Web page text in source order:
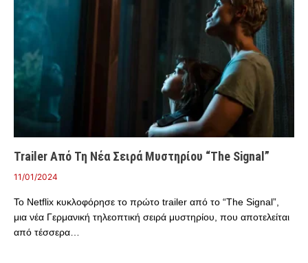
Trailer Από Τη Νέα Σειρά Μυστηρίου “The Signal”
11/01/2024
Το Netflix κυκλοφόρησε το πρώτο trailer από το “The Signal”,
μια νέα Γερμανική τηλεοπτική σειρά μυστηρίου, που αποτελείται
από τέσσερα…